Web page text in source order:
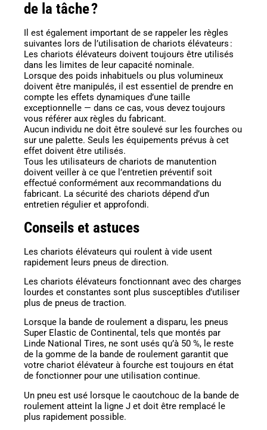
de la tâche ?
Il est également important de se rappeler les règles
suivantes lors de l’utilisation de chariots élévateurs :
Les chariots élévateurs doivent toujours être utilisés
dans les limites de leur capacité nominale.
Lorsque des poids inhabituels ou plus volumineux
doivent être manipulés, il est essentiel de prendre en
compte les effets dynamiques d’une taille
exceptionnelle — dans ce cas, vous devez toujours
vous référer aux règles du fabricant.
Aucun individu ne doit être soulevé sur les fourches ou
sur une palette. Seuls les équipements prévus à cet
effet doivent être utilisés.
Tous les utilisateurs de chariots de manutention
doivent veiller à ce que l’entretien préventif soit
effectué conformément aux recommandations du
fabricant. La sécurité des chariots dépend d’un
entretien régulier et approfondi.
Conseils et astuces
Les chariots élévateurs qui roulent à vide usent
rapidement leurs pneus de direction.
Les chariots élévateurs fonctionnant avec des charges
lourdes et constantes sont plus susceptibles d’utiliser
plus de pneus de traction.
Lorsque la bande de roulement a disparu, les pneus
Super Elastic de Continental, tels que montés par
Linde National Tires, ne sont usés qu’à 50 %, le reste
de la gomme de la bande de roulement garantit que
votre chariot élévateur à fourche est toujours en état
de fonctionner pour une utilisation continue.
Un pneu est usé lorsque le caoutchouc de la bande de
roulement atteint la ligne J et doit être remplacé le
plus rapidement possible.